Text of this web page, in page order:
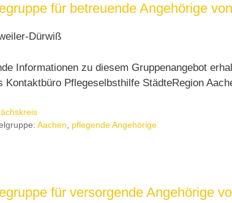
für betreuende Angehörige
Dürwiß
Informationen zu diesem Gruppenangebot
Kontaktbüro Pflegeselbsthilfe StädteRegion
Aachen, pflegende Angehörige
für versorgende Angehörige